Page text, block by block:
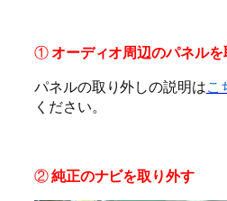
①オーディオ周辺のパネルを
パネルの取り外しの説明はこ
ください。
②純正のナビを取り外す